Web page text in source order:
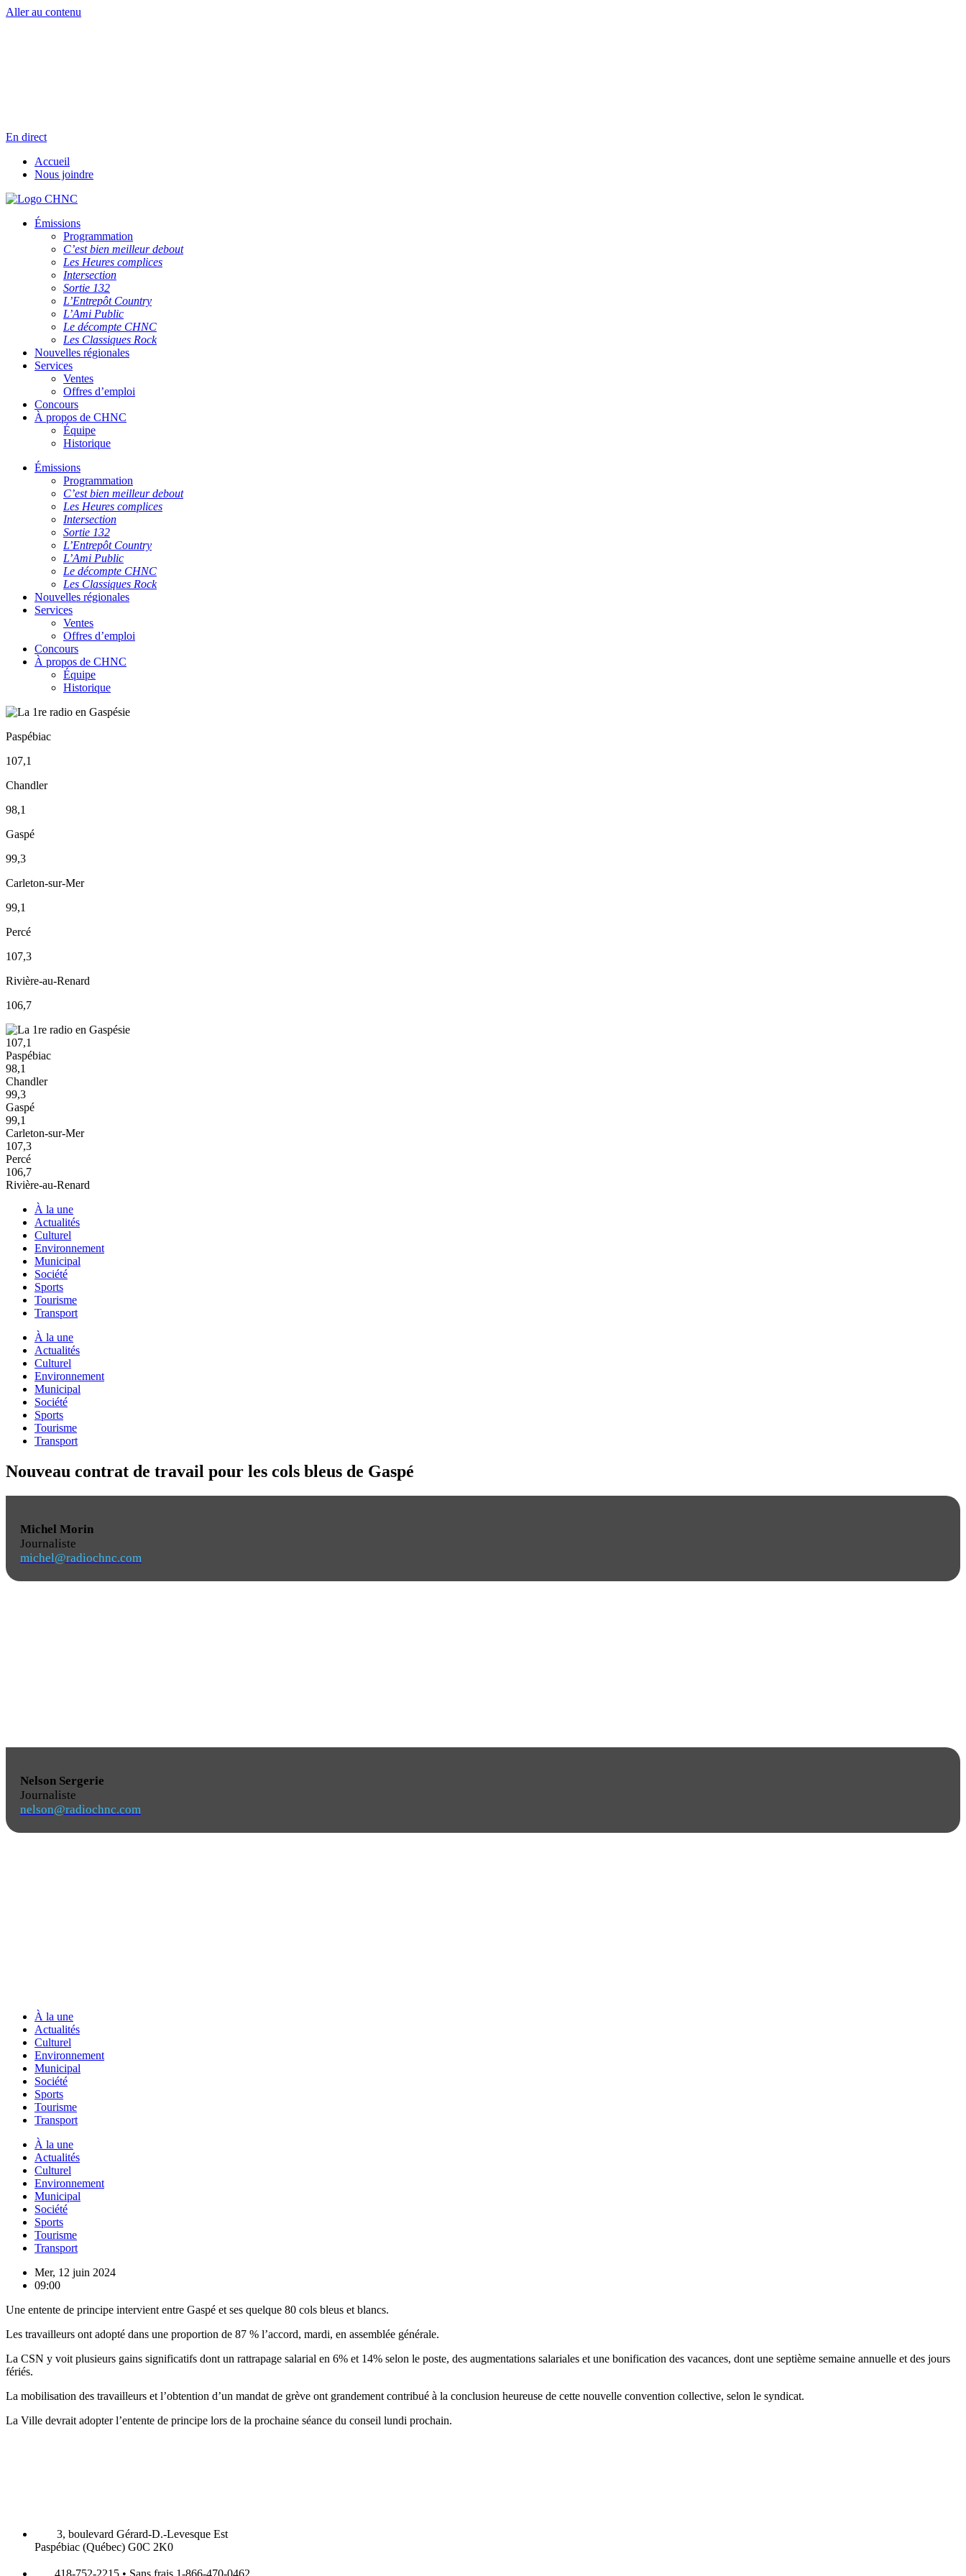
Aller au contenu
En direct
Accueil
Nous joindre
Émissions
Programmation
C’est bien meilleur debout
Les Heures complices
Intersection
Sortie 132
L’Entrepôt Country
L’Ami Public
Le décompte CHNC
Les Classiques Rock
Nouvelles régionales
Services
Ventes
Offres d’emploi
Concours
À propos de CHNC
Équipe
Historique
Émissions
Programmation
C’est bien meilleur debout
Les Heures complices
Intersection
Sortie 132
L’Entrepôt Country
L’Ami Public
Le décompte CHNC
Les Classiques Rock
Nouvelles régionales
Services
Ventes
Offres d’emploi
Concours
À propos de CHNC
Équipe
Historique
Paspébiac
107,1
Chandler
98,1
Gaspé
99,3
Carleton-sur-Mer
99,1
Percé
107,3
Rivière-au-Renard
106,7
107,1
Paspébiac
98,1
Chandler
99,3
Gaspé
99,1
Carleton-sur-Mer
107,3
Percé
106,7
Rivière-au-Renard
À la une
Actualités
Culturel
Environnement
Municipal
Société
Sports
Tourisme
Transport
À la une
Actualités
Culturel
Environnement
Municipal
Société
Sports
Tourisme
Transport
Nouveau contrat de travail pour les cols bleus de Gaspé
Michel Morin
Journaliste
michel@radiochnc.com
Nelson Sergerie
Journaliste
nelson@radiochnc.com
À la une
Actualités
Culturel
Environnement
Municipal
Société
Sports
Tourisme
Transport
À la une
Actualités
Culturel
Environnement
Municipal
Société
Sports
Tourisme
Transport
Mer, 12 juin 2024
09:00
Une entente de principe intervient entre Gaspé et ses quelque 80 cols bleus et blancs.
Les travailleurs ont adopté dans une proportion de 87 % l’accord, mardi, en assemblée générale.
La CSN y voit plusieurs gains significatifs dont un rattrapage salarial en 6% et 14% selon le poste, des augmentations salariales et une bonification des vacances, dont une septième semaine annuelle et des jours
fériés.
La mobilisation des travailleurs et l’obtention d’un mandat de grève ont grandement contribué à la conclusion heureuse de cette nouvelle convention collective, selon le syndicat.
La Ville devrait adopter l’entente de principe lors de la prochaine séance du conseil lundi prochain.
3, boulevard Gérard-D.-Levesque Est
Paspébiac (Québec) G0C 2K0
418-752-2215 • Sans frais 1-866-470-0462